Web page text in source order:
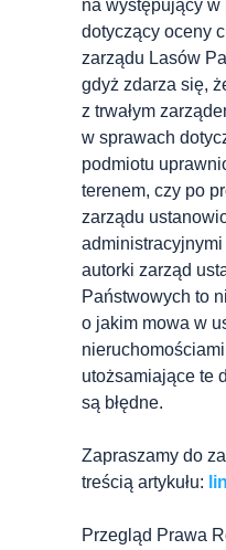
na występujący
dotyczący oceny
zarządu Lasów
gdyż zdarza się,
z trwałym
w sprawach
podmiotu
terenem, czy po
zarządu
autorki zarząd
Państwowych to
o jakim mowa w
utożsamiające te
są błędne.
Zapraszamy do
treścią artykułu:
Przegląd Prawa